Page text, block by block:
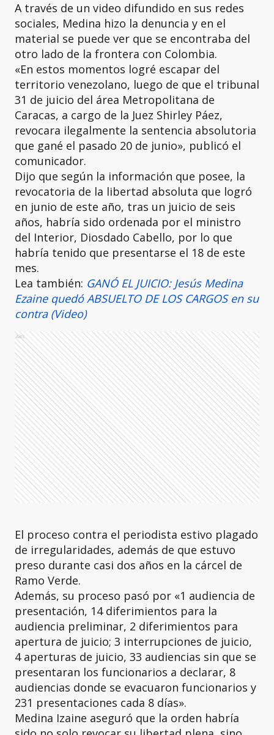
A través de un video difundido en sus redes
sociales, Medina hizo la denuncia y en el
material se puede ver que se encontraba del
otro lado de la frontera con Colombia.
«En estos momentos logré escapar del
territorio venezolano, luego de que el tribunal
31 de juicio del área Metropolitana de
Caracas, a cargo de la Juez Shirley Páez,
revocara ilegalmente la sentencia absolutoria
que gané el pasado 20 de junio», publicó el
comunicador.
Dijo que según la información que posee, la
revocatoria de la libertad absoluta que logró
en junio de este año, tras un juicio de seis
años, habría sido ordenada por el ministro
del Interior, Diosdado Cabello, por lo que
habría tenido que presentarse el 18 de este
mes.
Lea también: GANÓ EL JUICIO: Jesús Medina
Ezaine quedó ABSUELTO DE LOS CARGOS en su
contra (Video)
Ads
El proceso contra el periodista estivo plagado
de irregularidades, además de que estuvo
preso durante casi dos años en la cárcel de
Ramo Verde.
Además, su proceso pasó por «1 audiencia de
presentación, 14 diferimientos para la
audiencia preliminar, 2 diferimientos para
apertura de juicio; 3 interrupciones de juicio,
4 aperturas de juicio, 33 audiencias sin que se
presentaran los funcionarios a declarar, 8
audiencias donde se evacuaron funcionarios y
231 presentaciones cada 8 días».
Medina Izaine aseguró que la orden habría